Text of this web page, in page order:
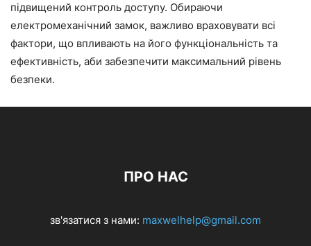
підвищений контроль доступу. Обираючи
електромеханічний замок, важливо враховувати всі
фактори, що впливають на його функціональність та
ефективність, аби забезпечити максимальний рівень
безпеки.
ПРО НАС
зв'язатися з нами: maxwelhelp@gmail.com